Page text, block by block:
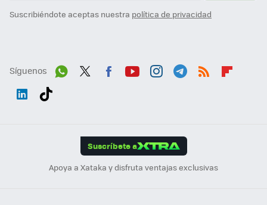
Suscribiéndote aceptas nuestra política de privacidad
Síguenos
Suscríbete a
Apoya a Xataka y disfruta ventajas exclusivas